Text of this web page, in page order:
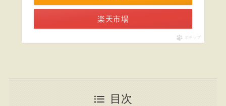
楽天市場
ポチップ
目次